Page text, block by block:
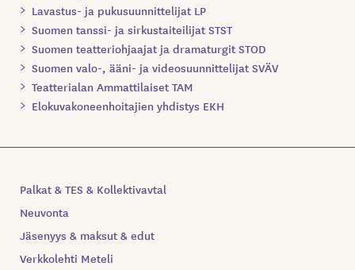
Lavastus- ja pukusuunnittelijat LP
Suomen tanssi- ja sirkustaiteilijat STST
Suomen teatteriohjaajat ja dramaturgit STOD
Suomen valo-, ääni- ja videosuunnittelijat SVÄV
Teatterialan Ammattilaiset TAM
Elokuvakoneenhoitajien yhdistys EKH
Palkat & TES & Kollektivavtal
Neuvonta
Jäsenyys & maksut & edut
Verkkolehti Meteli